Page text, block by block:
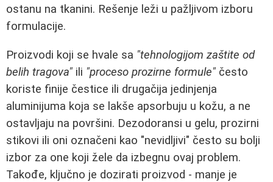
ostanu na tkanini. Rešenje leži u pažljivom izboru
formulacije.
Proizvodi koji se hvale sa "tehnologijom zaštite od
belih tragova" ili "proceso prozirne formule" često
koriste finije čestice ili drugačija jedinjenja
aluminijuma koja se lakše apsorbuju u kožu, a ne
ostavljaju na površini. Dezodoransi u gelu, prozirni
stikovi ili oni označeni kao "nevidljivi" često su bolji
izbor za one koji žele da izbegnu ovaj problem.
Takođe, ključno je dozirati proizvod - manje je